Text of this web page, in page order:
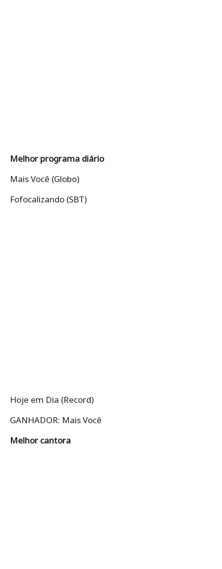
Melhor programa diário
Mais Você (Globo)
Fofocalizando (SBT)
Hoje em Dia (Record)
GANHADOR: Mais Você
Melhor cantora